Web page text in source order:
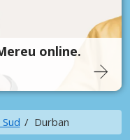
online.
Durban